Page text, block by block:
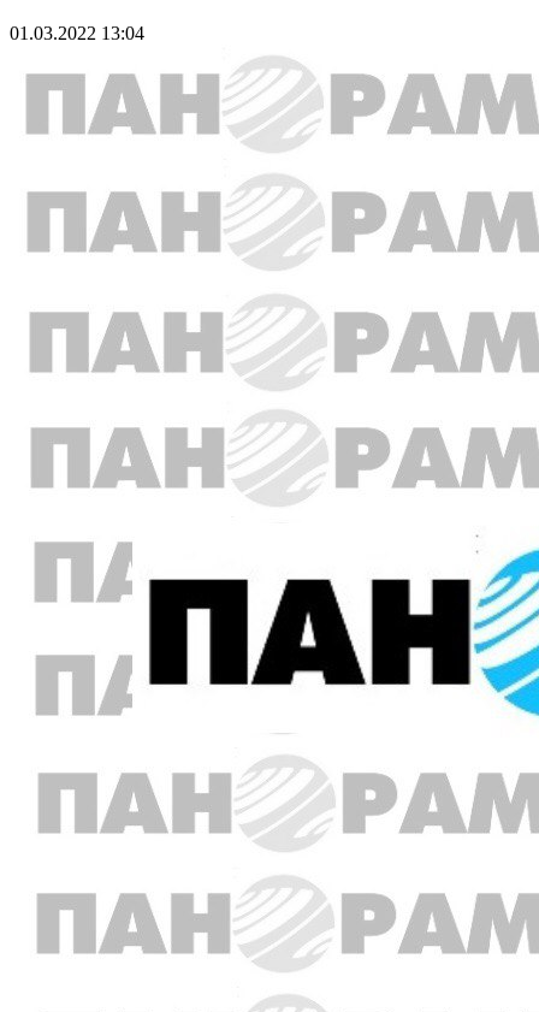
01.03.2022 13:04